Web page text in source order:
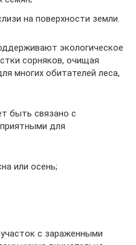
на поверхности земли.
экологическое
сорняков, очищая
многих обитателей леса,
быть связано с
для
или осень;
с зараженными